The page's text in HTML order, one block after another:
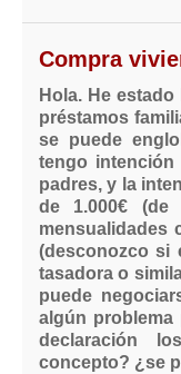
Compra
Hola. He
préstamos
se puede
tengo
padres, y la
de 1.000€ (de
mensualidades
(desconozco si
tasadora o
puede
algún
declaración
concepto? ¿se